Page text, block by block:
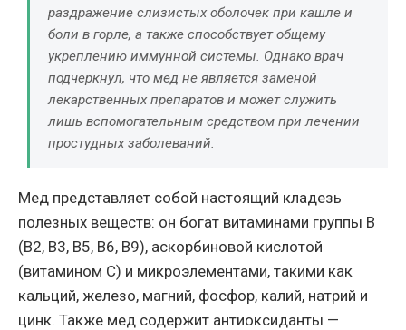
раздражение слизистых оболочек при кашле и
боли в горле, а также способствует общему
укреплению иммунной системы. Однако врач
подчеркнул, что мед не является заменой
лекарственных препаратов и может служить
лишь вспомогательным средством при лечении
простудных заболеваний.
Мед представляет собой настоящий кладезь
полезных веществ: он богат витаминами группы B
(B2, B3, B5, B6, B9), аскорбиновой кислотой
(витамином C) и микроэлементами, такими как
кальций, железо, магний, фосфор, калий, натрий и
цинк. Также мед содержит антиоксиданты —